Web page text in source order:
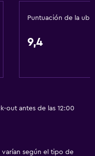
Puntuación de la
9,4
out antes de las 12:00
según el tipo de